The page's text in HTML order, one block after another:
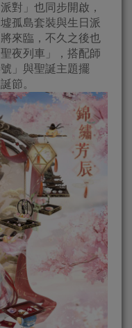
對」也同步開啟，
孤島套裝與生日派
來臨，不久之後也
夜列車」，搭配師
」與聖誕主題擺
節。